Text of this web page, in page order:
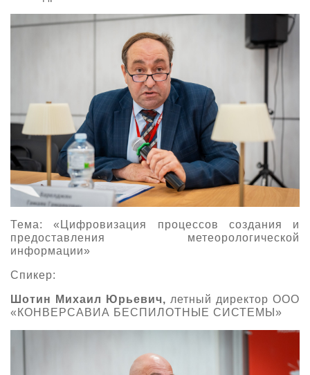
Тема: «Цифровизация процессов создания и
предоставления метеорологической
информации»
Спикер:
Шотин Михаил Юрьевич, летный директор ООО
«КОНВЕРСАВИА БЕСПИЛОТНЫЕ СИСТЕМЫ»